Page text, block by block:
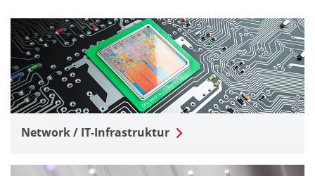
Network / IT-Infrastruktur